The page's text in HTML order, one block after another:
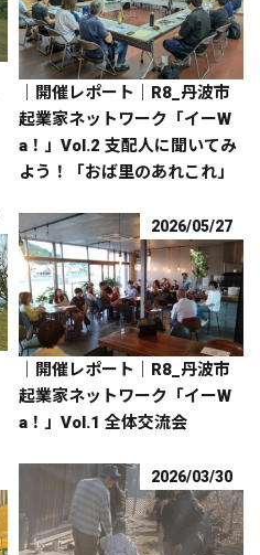
｜開催レポート｜R8_丹波市
起業家ネットワーク「イーW
a！」Vol.2 支配人に聞いてみ
よう！「おば里のあれこれ」
2026/05/27
｜開催レポート｜R8_丹波市
起業家ネットワーク「イーW
a！」Vol.1 全体交流会
2026/03/30